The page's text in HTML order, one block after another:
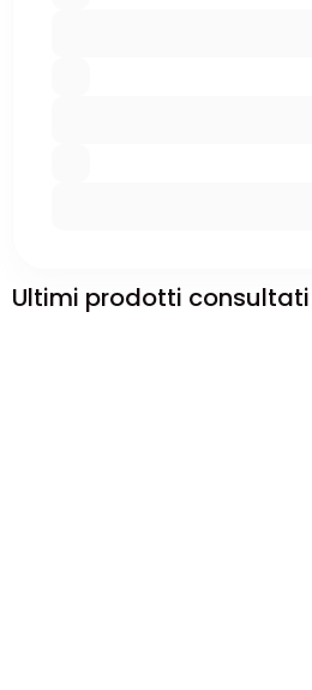
Ultimi prodotti consultati